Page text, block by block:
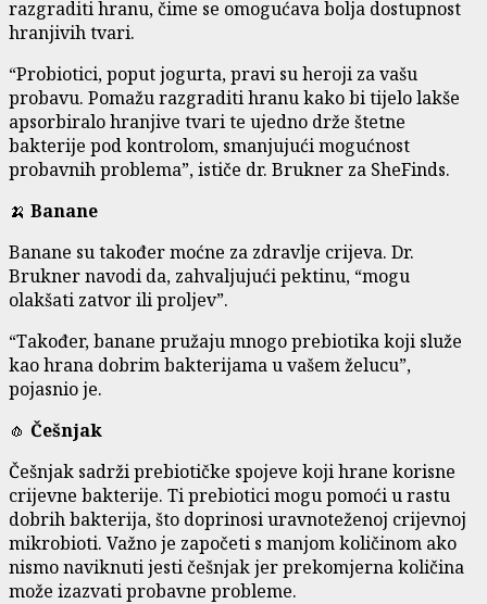
razgraditi hranu, čime se omogućava bolja dostupnost
hranjivih tvari.
“Probiotici, poput jogurta, pravi su heroji za vašu
probavu. Pomažu razgraditi hranu kako bi tijelo lakše
apsorbiralo hranjive tvari te ujedno drže štetne
bakterije pod kontrolom, smanjujući mogućnost
probavnih problema”, ističe dr. Brukner za SheFinds.
🍌 Banane
Banane su također moćne za zdravlje crijeva. Dr.
Brukner navodi da, zahvaljujući pektinu, “mogu
olakšati zatvor ili proljev”.
“Također, banane pružaju mnogo prebiotika koji služe
kao hrana dobrim bakterijama u vašem želucu”,
pojasnio je.
🧄 Češnjak
Češnjak sadrži prebiotičke spojeve koji hrane korisne
crijevne bakterije. Ti prebiotici mogu pomoći u rastu
dobrih bakterija, što doprinosi uravnoteženoj crijevnoj
mikrobioti. Važno je započeti s manjom količinom ako
nismo naviknuti jesti češnjak jer prekomjerna količina
može izazvati probavne probleme.